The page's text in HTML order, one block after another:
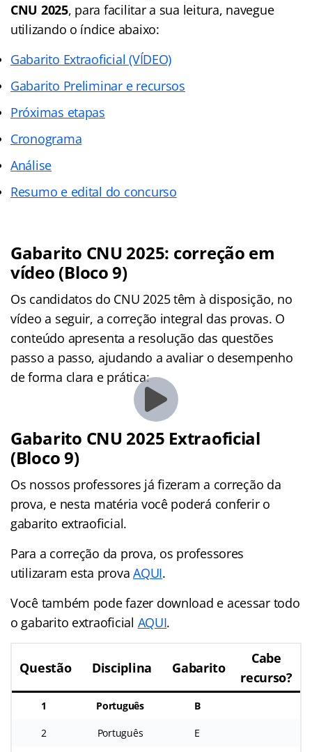
CNU 2025, para facilitar a sua leitura, navegue
utilizando o índice abaixo:
Gabarito Extraoficial (VÍDEO)
Gabarito Preliminar e recursos
Próximas etapas
Cronograma
Análise
Resumo e edital do concurso
Gabarito CNU 2025: correção em
vídeo (Bloco 9)
Os candidatos do CNU 2025 têm à disposição, no
vídeo a seguir, a correção integral das provas. O
conteúdo apresenta a resolução das questões
passo a passo, ajudando a avaliar o desempenho
de forma clara e prática:
Gabarito CNU 2025 Extraoficial
(Bloco 9)
Os nossos professores já fizeram a correção da
prova, e nesta matéria você poderá conferir o
gabarito extraoficial.
Para a correção da prova, os professores
utilizaram esta provaAQUI.
Você também pode fazer download e acessar todo
o gabarito extraoficial AQUI.
Questão Disciplina Gabarito
Cabe
recurso?
1 Português B
2 Português E